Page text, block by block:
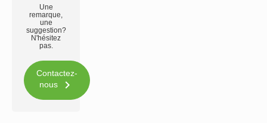
Une
remarque,
une
suggestion?
N'hésitez
pas.
Contactez-
nous
